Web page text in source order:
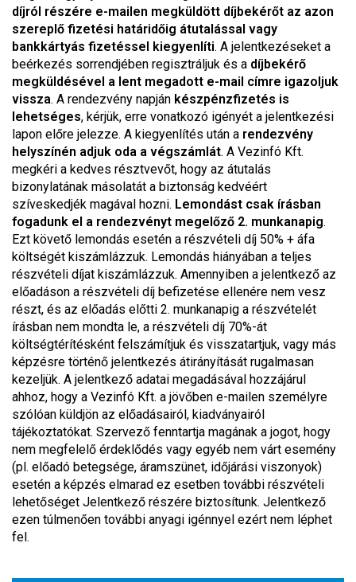
díjról részére e-mailen megküldött díjbekérőt az azon
szereplő fizetési határidőig átutalással vagy
bankkártyás fizetéssel kiegyenlíti. A jelentkezéseket a
beérkezés sorrendjében regisztráljuk és a díjbekérő
megküldésével a lent megadott e-mail címre igazoljuk
vissza. A rendezvény napján készpénzfizetés is
lehetséges, kérjük, erre vonatkozó igényét a jelentkezési
lapon előre jelezze. A kiegyenlítés után a rendezvény
helyszínén adjuk oda a végszámlát. A Vezinfó Kft.
megkéri a kedves résztvevőt, hogy az átutalás
bizonylatának másolatát a biztonság kedvéért
szíveskedjék magával hozni. Lemondást csak írásban
fogadunk el a rendezvényt megelőző 2. munkanapig.
Ezt követő lemondás esetén a részvételi díj 50% + áfa
költségét kiszámlázzuk. Lemondás hiányában a teljes
részvételi díjat kiszámlázzuk. Amennyiben a jelentkező az
előadáson a részvételi díj befizetése ellenére nem vesz
részt, és az előadás előtti 2. munkanapig a részvételét
írásban nem mondta le, a részvételi díj 70%-át
költségtérítésként felszámítjuk és visszatartjuk, vagy más
képzésre történő jelentkezés átirányítását rugalmasan
kezeljük. A jelentkező adatai megadásával hozzájárul
ahhoz, hogy a Vezinfó Kft. a jövőben e-mailen személyre
szólóan küldjön az előadásairól, kiadványairól
tájékoztatókat. Szervező fenntartja magának a jogot, hogy
nem megfelelő érdeklődés vagy egyéb nem várt esemény
(pl. előadó betegsége, áramszünet, időjárási viszonyok)
esetén a képzés elmarad ez esetben további részvételi
lehetőséget Jelentkező részére biztosítunk. Jelentkező
ezen túlmenően további anyagi igénnyel ezért nem léphet
fel.